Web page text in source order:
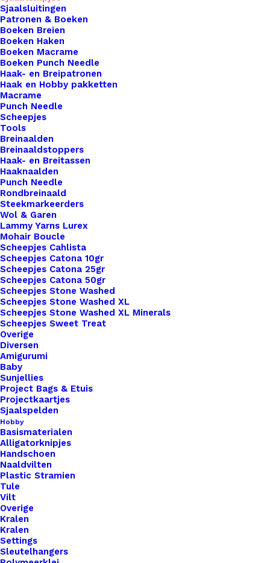
Sjaalsluitingen
Patronen & Boeken
Boeken Breien
Boeken Haken
Boeken Macrame
Boeken Punch Needle
Haak- en Breipatronen
Haak en Hobby pakketten
Macrame
Punch Needle
Scheepjes
Tools
Breinaalden
Breinaaldstoppers
Haak- en Breitassen
Haaknaalden
Punch Needle
Rondbreinaald
Steekmarkeerders
Wol & Garen
Lammy Yarns Lurex
Mohair Boucle
Scheepjes Cahlista
Scheepjes Catona 10gr
Scheepjes Catona 25gr
Scheepjes Catona 50gr
Scheepjes Stone Washed
Scheepjes Stone Washed XL
Scheepjes Stone Washed XL Minerals
Scheepjes Sweet Treat
Overige
Diversen
Amigurumi
Baby
Sunjellies
Project Bags & Etuis
Projectkaartjes
Sjaalspelden
Hobby
Basismaterialen
Alligatorknipjes
Handschoen
Naaldvilten
Plastic Stramien
Tule
Vilt
Overige
Kralen
Kralen
Settings
Sleutelhangers
nu op zoek bent naar een klassieke gesp, een
eigentijdse drukknoopsluiting of een handige
schroefsluiting, wij bieden een breed scala aan
opties om aan jouw smaak en behoeften te
voldoen. Onze hoogwaardige leren sluitingen
voegen niet alleen een vleugje luxe toe aan je
favoriete sjaals, maar zorgen ook voor een stevige
en veilige bevestiging, zodat je sjaal de hele dag
op zijn plaats blijft. Elk stuk is zorgvuldig
vervaardigd met oog voor detail en vakmanschap,
waardoor het een tijdloze toevoeging is aan je
accessoire collectie. Upgrade je sjaals met onze
leren sluitingen en ervaar het gemak en de
elegantie die ze bieden.
8 op voorraad
Sjaal
Riempje
Bordeaux
23cm
aantal
Toevoegen aan winkelwagen
Toevoegen aan verlanglijst
Artikelnummer
Categorie
Binnen 1-3 werkdagen verzonden
Veilig betalen